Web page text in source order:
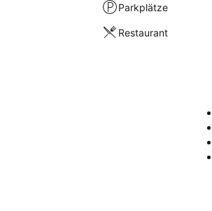
Parkplätze
Restaurant